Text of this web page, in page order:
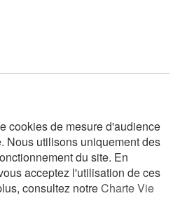
cookies de mesure d'audience
Nous utilisons uniquement des
du site. En
acceptez l'utilisation de ces
consultez notreCharte Vie